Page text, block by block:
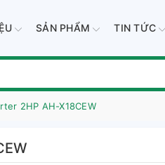
SẢN PHẨM TIN TỨC
2HP AH-X18CEW